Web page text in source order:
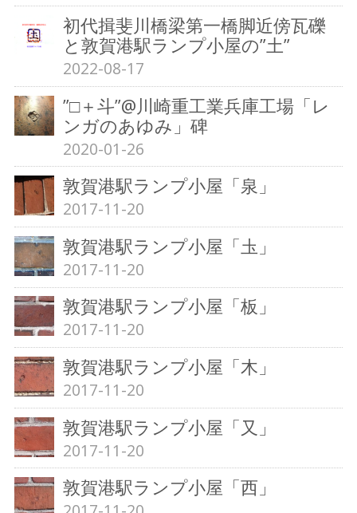
初代揖斐川橋梁第一橋脚近傍瓦礫
と敦賀港駅ランプ小屋の”土”
2022-08-17
”□＋斗”@川崎重工業兵庫工場「レ
ンガのあゆみ」碑
2020-01-26
敦賀港駅ランプ小屋「泉」
2017-11-20
敦賀港駅ランプ小屋「圡」
2017-11-20
敦賀港駅ランプ小屋「板」
2017-11-20
敦賀港駅ランプ小屋「木」
2017-11-20
敦賀港駅ランプ小屋「又」
2017-11-20
敦賀港駅ランプ小屋「西」